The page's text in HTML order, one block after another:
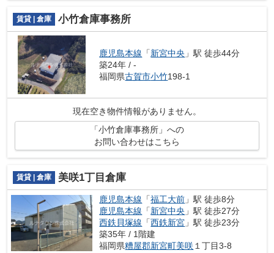
賃貸 | 倉庫 小竹倉庫事務所
鹿児島本線 「新宮中央 」駅 徒歩44分
築24年 / -
福岡県古賀市小竹198-1
現在空き物件情報がありません。
「小竹倉庫事務所」への
お問い合わせはこちら
賃貸 | 倉庫 美咲1丁目倉庫
鹿児島本線 「福工大前 」駅 徒歩8分
鹿児島本線 「新宮中央 」駅 徒歩27分
西鉄貝塚線 「西鉄新宮 」駅 徒歩23分
築35年 / 1階建
福岡県糟屋郡新宮町美咲１丁目3-8